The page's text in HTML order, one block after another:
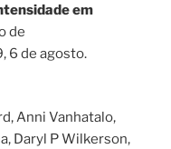
em
de
6 de agosto.
Anni Vanhatalo,
Daryl P Wilkerson,